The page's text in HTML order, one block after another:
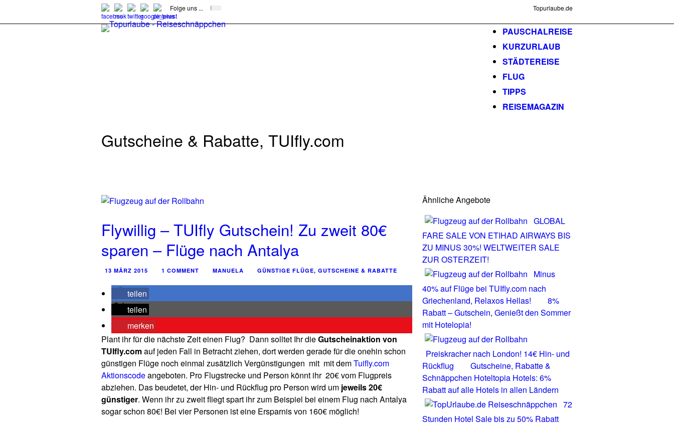
Folge uns ... Topurlaube.de
PAUSCHALREISE
KURZURLAUB
STÄDTEREISE
FLUG
TIPPS
REISEMAGAZIN
Gutscheine & Rabatte, TUIfly.com
Flywillig – TUIfly Gutschein! Zu zweit 80€
sparen – Flüge nach Antalya
13 MÄRZ 2015 1 COMMENT MANUELA GÜNSTIGE FLÜGE, GUTSCHEINE & RABATTE
teilen
teilen
merken
Plant ihr für die nächste Zeit einen Flug? Dann solltet Ihr dieGutscheinaktion von
TUIfly.comauf jeden Fall in Betracht ziehen, dort werden gerade für die onehin schon
günstigen Flüge noch einmal zusätzlich Vergünstigungen mit mit demTuifly.com
Aktionscodeangeboten. Pro Flugstrecke und Person könnt ihr 20€ vom Flugpreis
abziehen. Das beudetet, der Hin- und Rückflug pro Person wird um jeweils 20€
günstiger. Wenn ihr zu zweit fliegt spart ihr zum Beispiel bei einem Flug nach Antalya
sogar schon 80€! Bei vier Personen ist eine Ersparnis von 160€ möglich!
Ähnliche Angebote
GLOBAL
FARE SALE VON ETIHAD AIRWAYS BIS
ZU MINUS 30%! WELTWEITER SALE
ZUR OSTERZEIT!
Minus
40% auf Flüge bei TUIfly.com nach
Griechenland, Relaxos Hellas!
8%
Rabatt – Gutschein, Genießt den Sommer
mit Hotelopia!
Preiskracher nach London! 14€ Hin- und
Rückflug
Gutscheine, Rabatte &
Schnäppchen Hoteltopia Hotels: 6%
Rabatt auf alle Hotels in allen Ländern
72
Stunden Hotel Sale bis zu 50% Rabatt